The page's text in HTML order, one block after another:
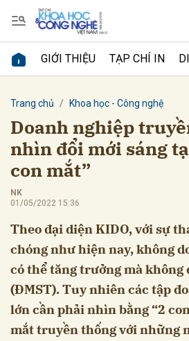
GIỚI THIỆU TẠP CHÍ IN
Trang chủ Khoa học - Công nghệ
Doanh nghiệp
nhìn đổi mới sáng
con mắt”
NK
01/05/2022 15:36
Theo đại diện KIDO, với sự
chóng như hiện nay, không
có thể tăng trưởng mà không
(ĐMST). Tuy nhiên các tập
lớn cần phải nhìn bằng “2
mắt truyền thống với những
Gửi bình luận